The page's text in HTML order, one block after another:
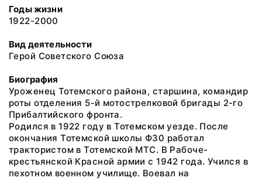
Годы жизни
1922-2000
Вид деятельности
Герой Советского Союза
Биография
Уроженец Тотемского района, старшина, командир
роты отделения 5-й мотострелковой бригады 2-го
Прибалтийского фронта.
Родился в 1922 году в Тотемском уезде. После
окончания Тотемской школы Ф30 работал
трактористом в Тотемской МТС. В Рабоче-
крестьянской Красной армии с 1942 года. Учился в
пехотном военном училище. Воевал на